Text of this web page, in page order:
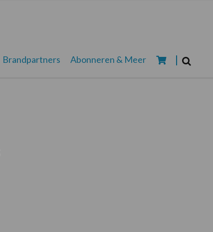
Brandpartners Abonneren & Meer